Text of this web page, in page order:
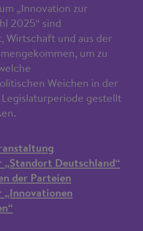
„Innovation zur
2025“ sind
Wirtschaft und aus der
um zu
Weichen in der
gestellt
„Standort Deutschland“
der Parteien
„Innovationen